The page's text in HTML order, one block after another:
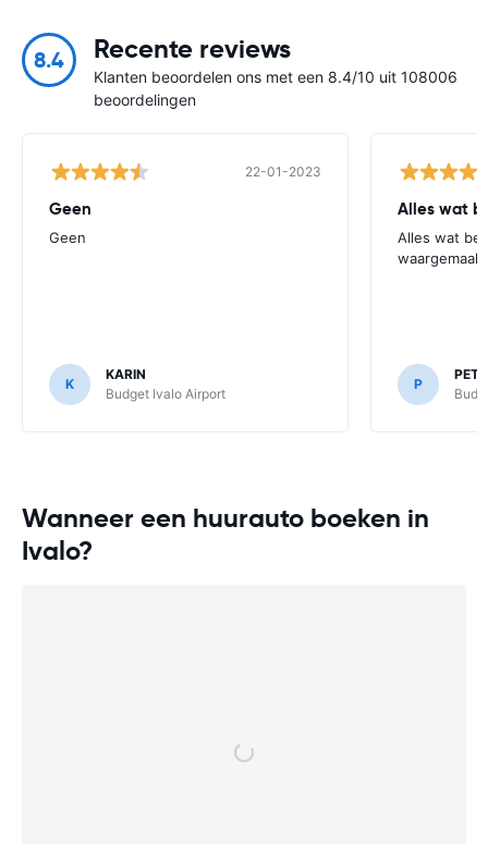
8.4 Recente reviews
Klanten beoordelen ons met een 8.4/10 uit 108006
beoordelingen
22-01-2023
Geen
Geen
K
KARIN
Budget Ivalo Airport
Alles wat
Alles wat
waargemaakt
P
Wanneer een huurauto boeken in
Ivalo?